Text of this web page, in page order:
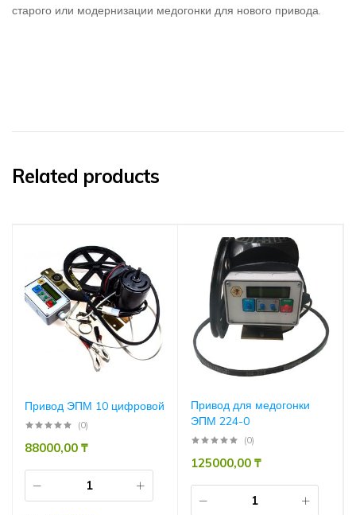
старого или модернизации медогонки для нового привода.
Related products
Привод ЭПМ 10 цифровой
(0)
88000,00 ₸
Привод для медогонки
ЭПМ 224-0
(0)
125000,00 ₸